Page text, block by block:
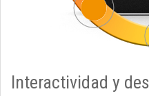
Interactividad y